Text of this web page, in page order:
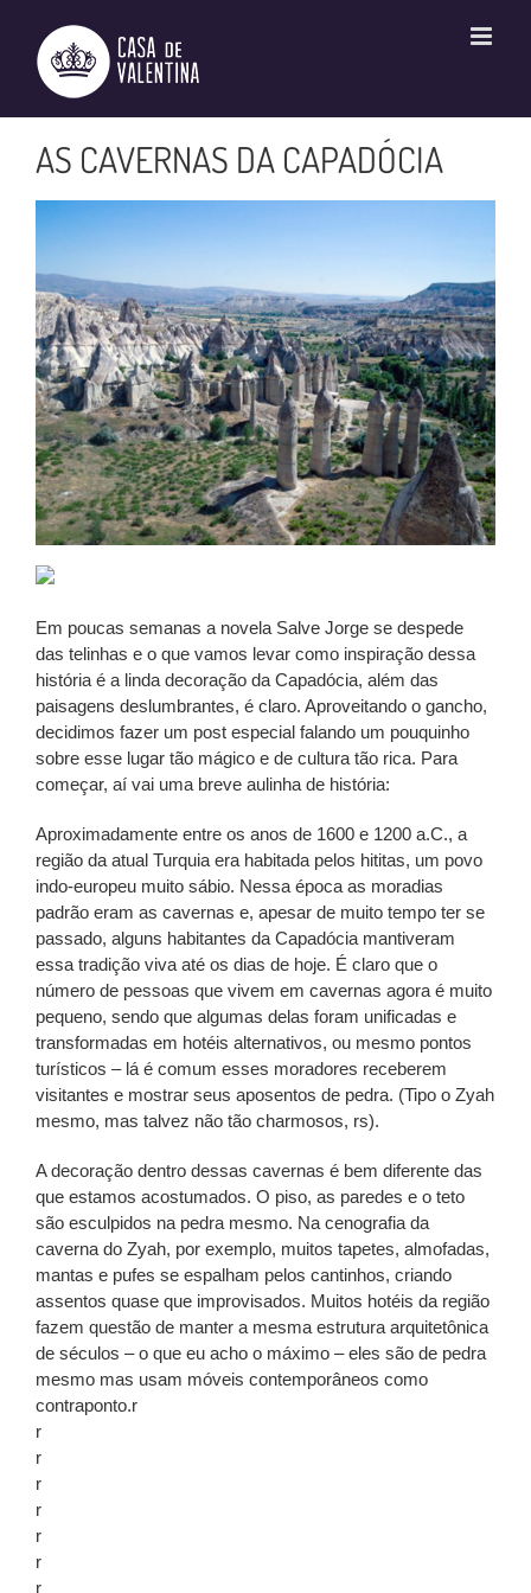
conteúdo
AS CAVERNAS DA CAPADÓCIA
Em poucas semanas a novela Salve Jorge se despede
das telinhas e o que vamos levar como inspiração dessa
história é a linda decoração da Capadócia, além das
paisagens deslumbrantes, é claro. Aproveitando o gancho,
decidimos fazer um post especial falando um pouquinho
sobre esse lugar tão mágico e de cultura tão rica. Para
começar, aí vai uma breve aulinha de história:
Aproximadamente entre os anos de 1600 e 1200 a.C., a
região da atual Turquia era habitada pelos hititas, um povo
indo-europeu muito sábio. Nessa época as moradias
padrão eram as cavernas e, apesar de muito tempo ter se
passado, alguns habitantes da Capadócia mantiveram
essa tradição viva até os dias de hoje. É claro que o
número de pessoas que vivem em cavernas agora é muito
pequeno, sendo que algumas delas foram unificadas e
transformadas em hotéis alternativos, ou mesmo pontos
turísticos – lá é comum esses moradores receberem
visitantes e mostrar seus aposentos de pedra. (Tipo o Zyah
mesmo, mas talvez não tão charmosos, rs).
A decoração dentro dessas cavernas é bem diferente das
que estamos acostumados. O piso, as paredes e o teto
são esculpidos na pedra mesmo. Na cenografia da
caverna do Zyah, por exemplo, muitos tapetes, almofadas,
mantas e pufes se espalham pelos cantinhos, criando
assentos quase que improvisados. Muitos hotéis da região
fazem questão de manter a mesma estrutura arquitetônica
de séculos – o que eu acho o máximo – eles são de pedra
mesmo mas usam móveis contemporâneos como
contraponto.r
r
r
r
r
r
r
r